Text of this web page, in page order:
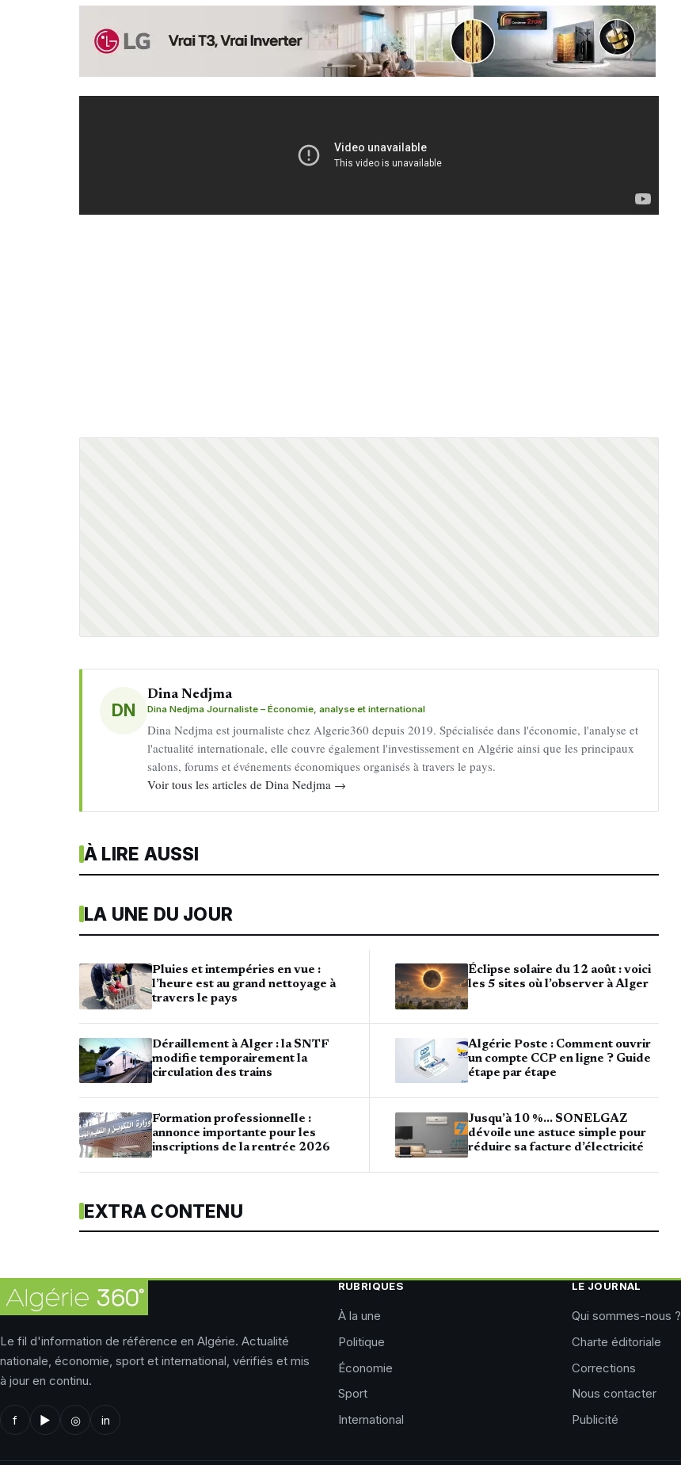
DN
Dina Nedjma
Dina Nedjma Journaliste – Économie, analyse et international
Dina Nedjma est journaliste chez Algerie360 depuis 2019. Spécialisée dans l'économie, l'analyse et
l'actualité internationale, elle couvre également l'investissement en Algérie ainsi que les principaux
salons, forums et événements économiques organisés à travers le pays.
Voir tous les articles de Dina Nedjma →
À LIRE AUSSI
LA UNE DU JOUR
Pluies et intempéries en vue :
l’heure est au grand nettoyage à
travers le pays
Déraillement à Alger : la SNTF
modifie temporairement la
circulation des trains
Formation professionnelle :
annonce importante pour les
inscriptions de la rentrée 2026
Éclipse solaire du 12 août : voici
les 5 sites où l’observer à Alger
Algérie Poste : Comment ouvrir
un compte CCP en ligne ? Guide
étape par étape
Jusqu’à 10 %… SONELGAZ
dévoile une astuce simple pour
réduire sa facture d’électricité
EXTRA CONTENU
Le fil d'information de référence en Algérie. Actualité
nationale, économie, sport et international, vérifiés et mis
à jour en continu.
f ▶ ◎ in
RUBRIQUES
À la une
Politique
Économie
Sport
International
LE JOURNAL
Qui sommes-nous ?
Charte éditoriale
Corrections
Nous contacter
Publicité